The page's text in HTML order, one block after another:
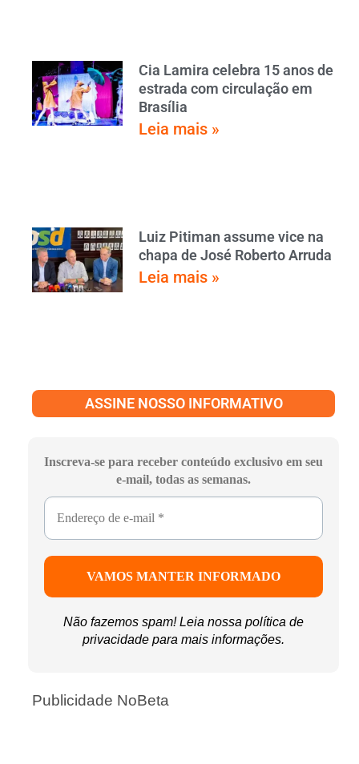
Cia Lamira celebra 15 anos de
estrada com circulação em
Brasília
Leia mais »
Luiz Pitiman assume vice na
chapa de José Roberto Arruda
Leia mais »
ASSINE NOSSO INFORMATIVO
Inscreva-se para receber conteúdo exclusivo em seu
e-mail, todas as semanas.
Não fazemos spam! Leia nossa política de
privacidade para mais informações.
Publicidade NoBeta